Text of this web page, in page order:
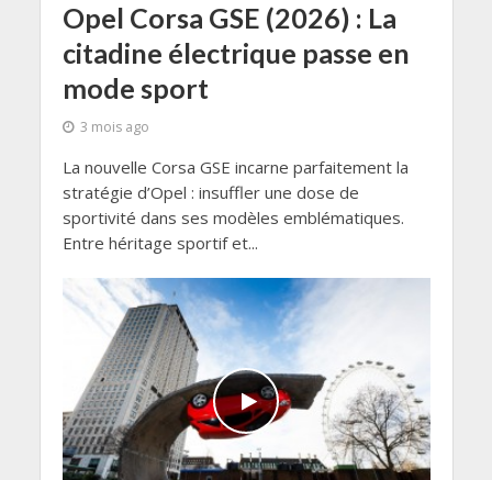
Opel Corsa GSE (2026) : La
citadine électrique passe en
mode sport
3 mois ago
La nouvelle Corsa GSE incarne parfaitement la
stratégie d’Opel : insuffler une dose de
sportivité dans ses modèles emblématiques.
Entre héritage sportif et...